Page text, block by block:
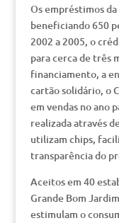
Os empréstimos
beneficiando 650
2002 a 2005, o
para cerca de três
financiamento, a
cartão solidário, o
em vendas no ano
realizada através
utilizam chips,
transparência do
Aceitos em 40
Grande Bom
estimulam o